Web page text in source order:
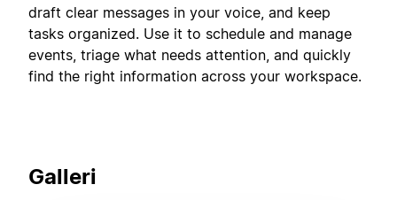
draft clear messages in your voice, and keep
tasks organized. Use it to schedule and manage
events, triage what needs attention, and quickly
find the right information across your workspace.
Galleri